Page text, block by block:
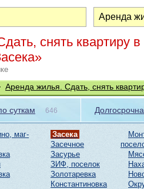
снять квартиру в
Аренда жилья. Сдать, снять
суткам 646
маг-
Засека
Засечное
Засурье
ЗИФ, поселок
Золотаревка
Константиновка